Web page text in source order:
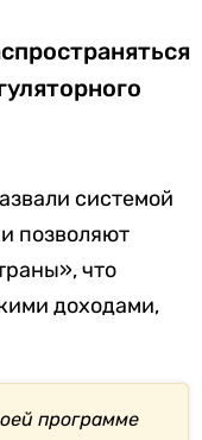
системой
позволяют
что
доходами,
программе